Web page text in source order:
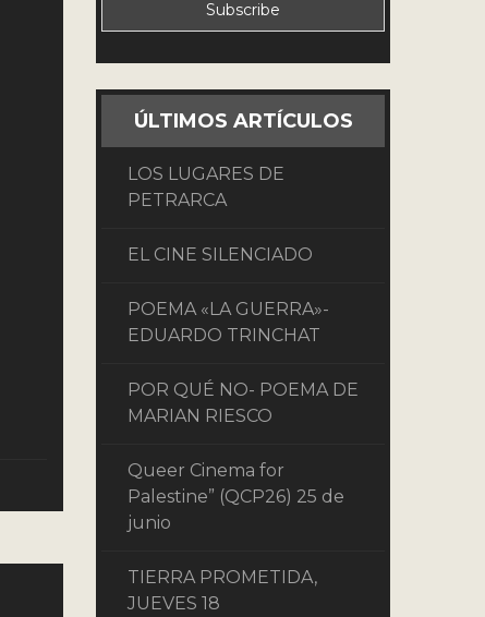
ÚLTIMOS ARTÍCULOS
LOS LUGARES DE
PETRARCA
EL CINE SILENCIADO
POEMA «LA GUERRA»-
EDUARDO TRINCHAT
POR QUÉ NO- POEMA DE
MARIAN RIESCO
Queer Cinema for
Palestine” (QCP26) 25 de
junio
TIERRA PROMETIDA,
JUEVES 18